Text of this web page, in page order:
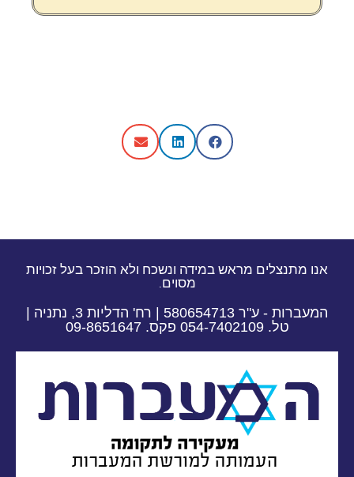
אנו מתנצלים מראש במידה ונשכח ולא הוזכר בעל זכויות
מסוים.
המעברות - ע"ר 580654713 | רח' הדליות 3, נתניה |
טל. 054-7402109 פקס. 09-8651647​